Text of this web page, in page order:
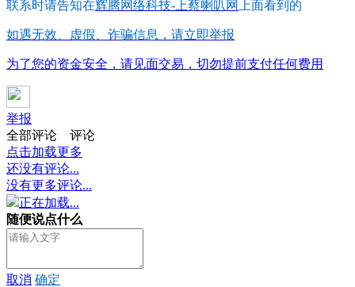
联系时请告知在辉腾网络科技-上蔡喇叭网 上面看到的
如遇无效、虚假、诈骗信息，请立即举报
为了您的资金安全，请见面交易，切勿提前支付任何费用
举报
全部评论
评论
点击加载更多
还没有评论...
没有更多评论...
正在加载...
随便说点什么
取消 确定